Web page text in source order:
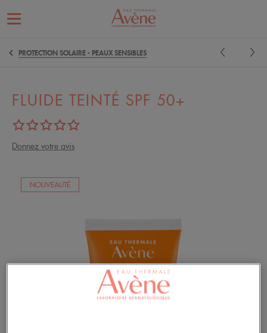
PROTECTION SOLAIRE - PEAUX SENSIBLES
FLUIDE TEINTÉ SPF 50+
Donnez votre avis
NOUVEAUTÉ